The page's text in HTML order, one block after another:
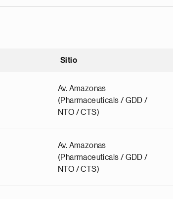
Sitio
Av. Amazonas
(Pharmaceuticals / GDD /
NTO / CTS)
Av. Amazonas
(Pharmaceuticals / GDD /
NTO / CTS)